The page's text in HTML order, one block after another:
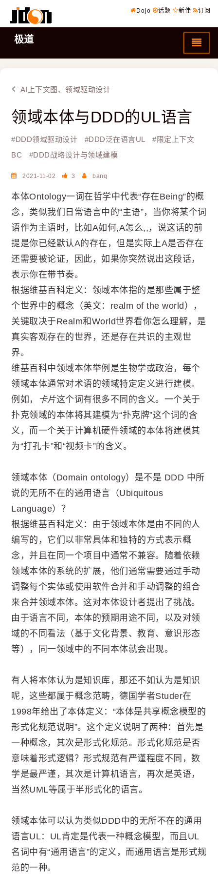
Dojo 话题 新佳 订阅
极道
AI上下文图、领域驱动设计
领域本体与DDD的UL语言
#DDD领域驱动设计 #DDD泛在语言UL #限定上下文
BC
#DDD战略设计与领域建模
2021-11-02 3 banq
本体Ontology一词在哲学中代表“存在Being”的概
念，类似我们日常语言中的“主语”，当你将某个词
语作为主语时，比如A如何,A怎么,,，说这话的前
提是你已经默认A的存在，但是实际上A是否存在
还需要被论证，因此，如果你突然说出这段话，
表示你在带节奏。
根据维基百科定义：领域本体指的是那些属于整
个世界中的概念（英文：realm of the world），
关键取决于Realm和World世界看你怎么理解，是
真实客观存在的世界，还是存在共识的主观世
界。
维基百科中领域本体举例是生物学或政治，每个
领域本体通常对术语的领域特定定义进行建模。
例如，
卡片这个词有很多不同的含义。一个关于
扑克领域的本体将其建模为“扑克牌”这个词的含
义，而一个关于计算机硬件领域的本体将建模其
为“打孔卡”和“视频卡”的含义。
领域本体（Domain ontology）是不是 DDD 中所
说的无所不在的通用语言（Ubiquitous
Language）？
根据维基百科定义：由于领域本体是由不同的人
编写的，它们以非常具体和独特的方式表示概
念，并且在同一个项目中通常不兼容。随着依赖
领域本体的系统的扩展，他们通常需要通过手动
调整每个实体或使用软件合并和手动调整的组合
来合并领域本体。这对本体设计者提出了挑战。
由于语言不同，本体的预期用途不同，以及对领
域的不同看法（基于文化背景、教育、意识形态
等），同一领域中的不同本体就会出现。
有人将本体认为是知识库，那还不如认为是知识
呢，这些都属于概念范畴，德国学者Studer在
1998年给出了本体定义：“本体是共享概念模型的
形式化规范说明”。这个定义说明了两种：首先是
一种概念，其次是形式化规范。形式化规范是否
意味着形式逻辑？形式规范有严谨程度不同，数
学是最严谨，其次是计算机语言，再次是英语，
当然UML等属于半形式化的语言。
领域本体可以认为类似DDD中的无所不在的通用
语言UL：UL肯定是代表一种概念模型，而且UL
名词中有“通用语言”的定义，而通用语言是形式规
范的一种。